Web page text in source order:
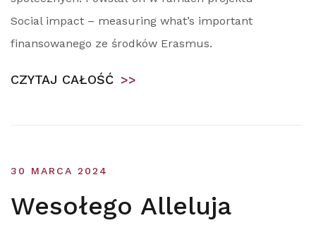
Social impact – measuring what’s important
finansowanego ze środków Erasmus.
CZYTAJ CAŁOŚĆ >>
30 MARCA 2024
Wesołego Alleluja